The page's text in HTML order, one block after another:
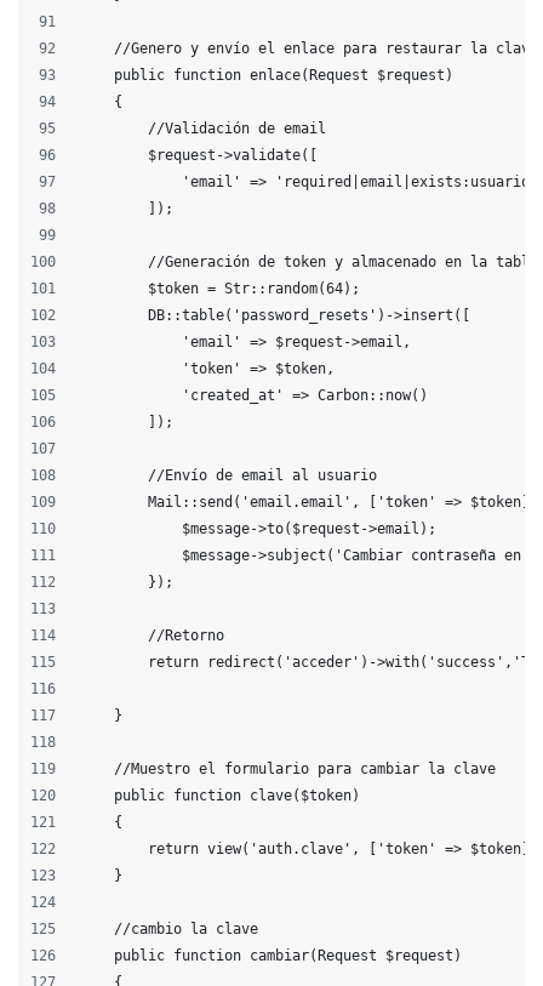
    //Genero y envío el enlace para restaurar la clave
    public function enlace(Request $request)
    {
        //Validación de email
        $request->validate([
'email' =>
        ]);
//Generación de token y almacenado en la
        $token = Str::random(64);
        DB::table('password_resets')->insert([
            'email' => $request->email,
            'token' => $token,
            'created_at' => Carbon::now()
        ]);
        //Envío de email al usuario
Mail::send('email.email', ['token' =>
            $message->to($request->email);
$message->subject('Cambiar contraseña en
        });
        //Retorno
return redirect('acceder')-
    }
    //Muestro el formulario para cambiar la clave
    public function clave($token)
    {
return view('auth.clave', ['token' =>
    }
    //cambio la clave
    public function cambiar(Request $request)
    {